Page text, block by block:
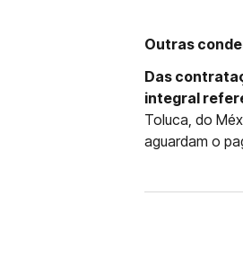
Outras
Das
integral
Toluca, do
aguardam o